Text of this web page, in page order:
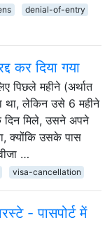
denial-of-entry
कर दिया गया
पिछले महीने (अर्थात
लेकिन उसे 6 महीने
मिले, उसने अपने
क्योंकि उसके पास
…
visa-cancellation
- पासपोर्ट में